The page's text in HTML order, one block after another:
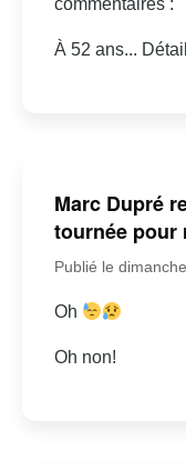
commentaires :
À 52 ans...
Marc Dupré
tournée pour
Publié le
Oh
Oh non!